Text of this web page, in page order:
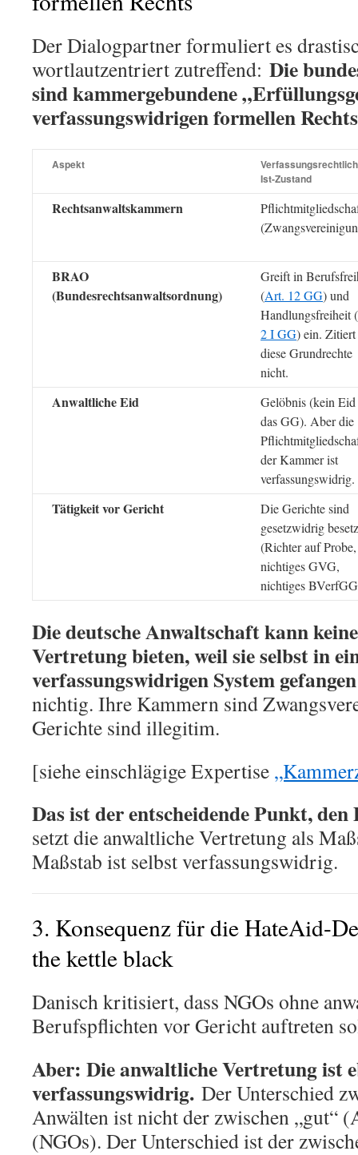
Der Dialogpartner formuliert es
wortlautzentriert zutreffend: Die
sind kammergebundene
verfassungswidrigen formellen
Aspekt
Ist-Zustand
Rechtsanwaltskammern
BRAO
(Bundesrechtsanwaltsordnung)
Greift in
(Art. 12 GG) und
Handlungsfreiheit (
2 I GG) ein. Zitiert
diese Grundrechte
nicht.
Anwaltliche Eid
Gelöbnis (kein
das GG). Aber die
der Kammer ist
verfassungswidrig.
Tätigkeit vor Gericht
Die Gerichte sind
gesetzwidrig
(Richter auf Probe,
nichtiges GVG,
nichtiges
Die deutsche Anwaltschaft kann
Vertretung bieten, weil sie selbst in
verfassungswidrigen System
nichtig. Ihre Kammern sind
Gerichte sind illegitim.
[siehe einschlägige Expertise
Das ist der entscheidende Punkt,
setzt die anwaltliche Vertretung als
Maßstab ist selbst verfassungswidrig.
3. Konsequenz für die HateAid-
the kettle black
Danisch kritisiert, dass NGOs ohne
Berufspflichten vor Gericht auftreten
Aber: Die anwaltliche Vertretung ist
verfassungswidrig. Der Unterschied
Anwälten ist nicht der zwischen „gut“
(NGOs). Der Unterschied ist der